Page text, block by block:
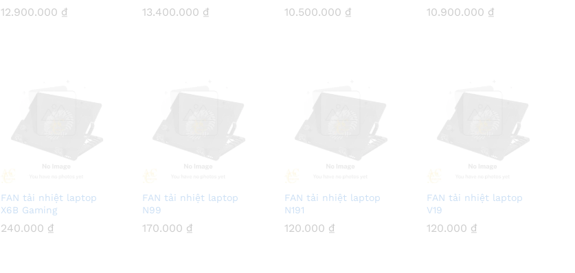
12.900.000 ₫
12.900.000 ₫ 13.400.000 ₫
13.400.000 ₫ 10.500.000 ₫
10.500.000 ₫ 10.900.000 ₫
10.900.000 ₫
FAN tải nhiệt laptop
X6B Gaming
240.000 ₫
240.000 ₫
FAN tải nhiệt laptop
N99
170.000 ₫
170.000 ₫
FAN tải nhiệt laptop
N191
120.000 ₫
120.000 ₫
FAN tải nhiệt laptop
V19
120.000 ₫
120.000 ₫